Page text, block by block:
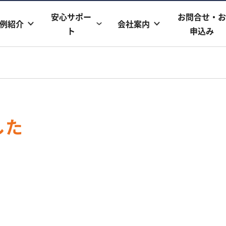
紹介
安心サポー
ト
会社案内
お問合せ・お
申込み